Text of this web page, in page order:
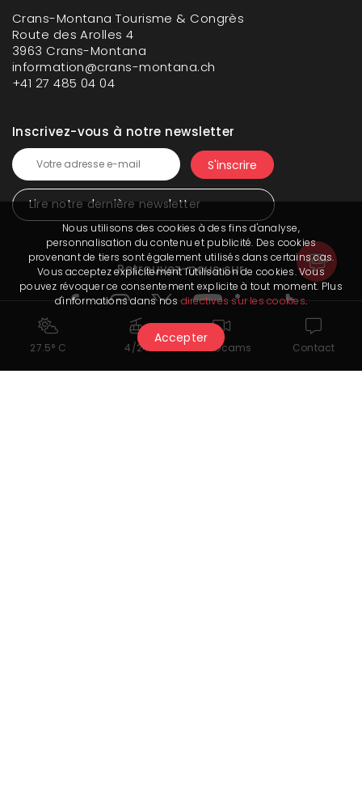
Crans-Montana Tourisme & Congrès
Route des Arolles 4
3963 Crans-Montana
information@crans-montana.ch
+41 27 485 04 04
Inscrivez-vous à notre newsletter
Lire notre dernière newsletter
Retrouvez-nous sur
27.5° C 4/24 Webcams Contact
Nous utilisons des cookies à des fins d'analyse,
personnalisation du contenu et publicité. Des cookies
provenant de tiers sont également utilisés dans certains cas.
Vous acceptez explicitement l'utilisation de cookies. Vous
pouvez révoquer ce consentement explicite à tout moment. Plus
d'informations dans nos directives sur les cookies.
Accepter